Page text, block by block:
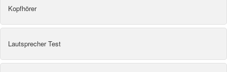
Kopfhörer
Lautsprecher Test